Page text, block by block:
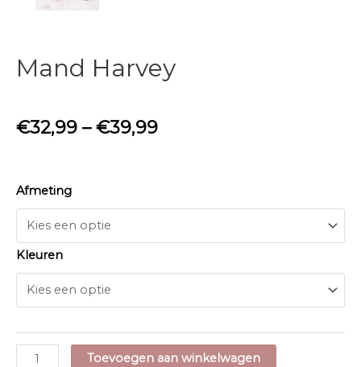
Mand Harvey
€32,99 –€39,99
Afmeting
Kleuren
Mand
Toevoegen aan winkelwagen